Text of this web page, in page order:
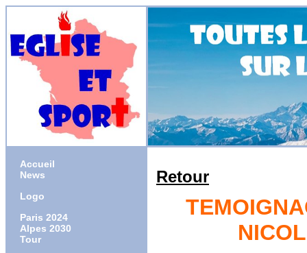
Accueil
News
Logo
Paris 2024
Alpes 2030
Tour
Retour